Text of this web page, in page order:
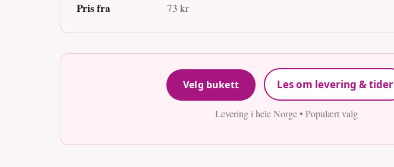
Pris fra 73 kr
Velg bukett Les om levering & tider
Levering i hele Norge • Populært valg